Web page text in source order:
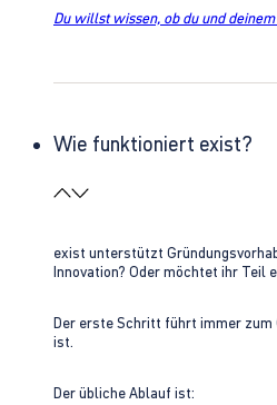
Du willst wissen, ob du und
Wie funktioniert exist?
exist unterstützt
Innovation? Oder möchtet ihr
Der erste Schritt führt immer zum
ist.
Der übliche Ablauf ist: